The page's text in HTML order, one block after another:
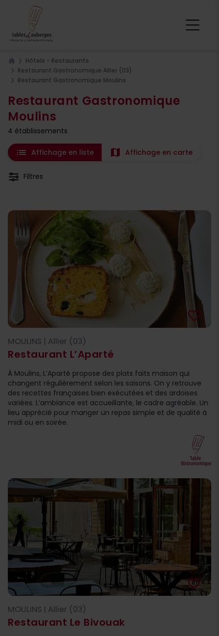
Home
Hôtels - Restaurants
Restaurant Gastronomique Allier (03)
Restaurant Gastronomique Moulins
Restaurant Gastronomique
Moulins
4 établissements
list Affichage en liste map Affichage en carte
Filtres
Restaurant L’Aparté
favorite_border
MOULINS | Allier (03)
À Moulins, L’Aparté propose des plats faits maison qui
changent régulièrement selon les saisons. On y retrouve
des recettes françaises bien exécutées et des ardoises
variées. L’ambiance est accueillante, le cadre agréable. Un
lieu apprécié pour manger un repas simple et de qualité à
midi ou en soirée.
Restaurant Le Bivouak
favorite_border
MOULINS | Allier (03)